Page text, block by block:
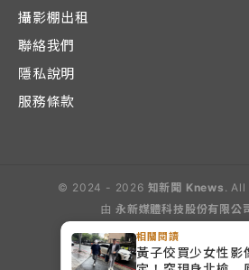
相關閱讀
黃子佼買少女性影
攝影棚出租
聯絡我們
隱私說明
服務條款
© 2024 - 2026 知新聞 Knews . All
由 永新媒體科技股份有限公